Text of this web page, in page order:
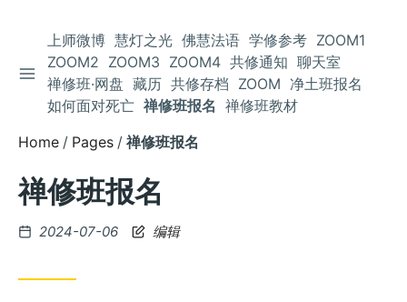
Skip
TOGGLE SIDEBAR
上师微博 慧灯之光 佛慧法语 学修参考 ZOOM1
ZOOM2 ZOOM3 ZOOM4 共修通知 聊天室
禅修班·网盘 藏历 共修存档 ZOOM 净土班报名
如何面对死亡 禅修班报名 禅修班教材
Home
Pages 禅修班报名
禅修班报名
Posted
2024-07-06 编辑